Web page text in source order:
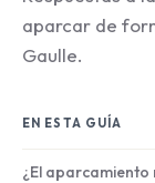
aparcar de
Gaulle.
EN ESTA GUÍA
¿El